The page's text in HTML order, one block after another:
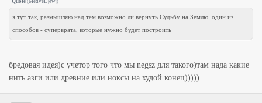
Quote (MedveD|ew| )
я тут так, размышляю над тем возможно ли вернуть Судьбу на Землю. один из
способов - суперврата, которые нужно будет построить
бредовая идея)с учетор того что мы negsz для такого)там нада какие
нить азги или древние или ноксы на худой конец)))))